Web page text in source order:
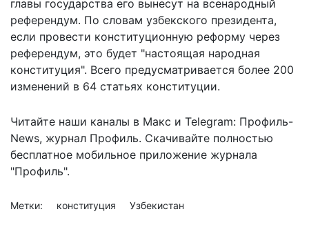
главы государства его вынесут на всенародный
референдум. По словам узбекского президента,
если провести конституционную реформу через
референдум, это будет "настоящая народная
конституция". Всего предусматривается более 200
изменений в 64 статьях конституции.
Читайте наши каналы в Макс и Telegram: Профиль-
News, журнал Профиль. Скачивайте полностью
бесплатное мобильное приложение журнала
"Профиль".
Метки: конституция Узбекистан